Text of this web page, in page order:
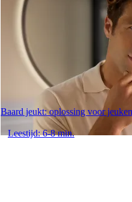
Baard jeukt: oplossing voor
Leestijd: 6-8 min.